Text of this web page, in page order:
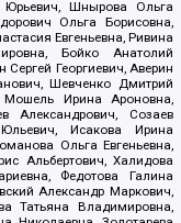
Юрьевич, Шнырова Ольга
Ольга Борисовна,
Евгеньевна, Ривина
Бойко Анатолий
Георгиевич, Аверин
Шевченко Дмитрий
Мошель Ирина Ароновна,
Александрович, Созаев
Исакова Ирина
Ольга Евгеньевна,
Альбертович, Халидова
Федотова Галина
Александр Маркович,
Татьяна Владимировна,